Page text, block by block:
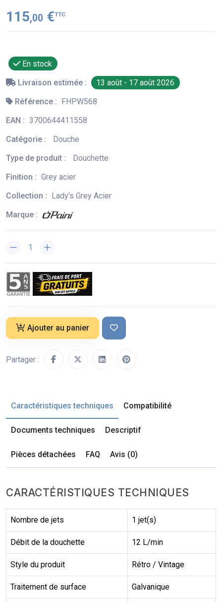
115,00 €TTC
En stock
Livraison estimée :
13 août - 17 août 2026
Référence : FHPW568
EAN : 3700644411558
Catégorie :
Douche
Type de produit :
Douchette
Finition : Grey acier
Collection : Lady's Grey Acier
Marque :
Ajouter au panier
Partager :
Caractéristiques techniques Compatibilité
Documents techniques Descriptif
Pièces détachées FAQ Avis (0)
CARACTÉRISTIQUES TECHNIQUES
Nombre de jets 1 jet(s)
Débit de la douchette 12 L/min
Style du produit Rétro / Vintage
Traitement de surface Galvanique